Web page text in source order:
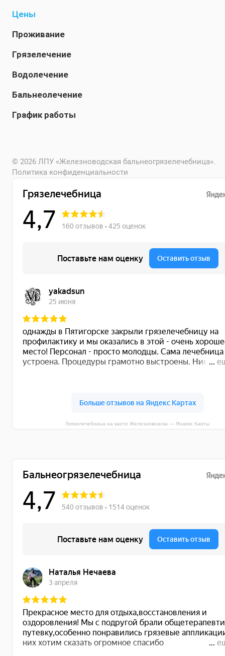
Цены
Проживание
Грязелечение
Водолечение
Бальнеолечение
График работы
© 2026 ЛПУ «Железноводская бальнеогрязелечебница».
Политика конфиденциальности
Грязелечебница на карте Железноводска — Яндекс Карты